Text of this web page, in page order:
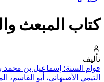
كتاب المبعث
تأليف
قوام السنة؛ إسماعيل بن
التيمي الأصبهاني، أبو القاسم،